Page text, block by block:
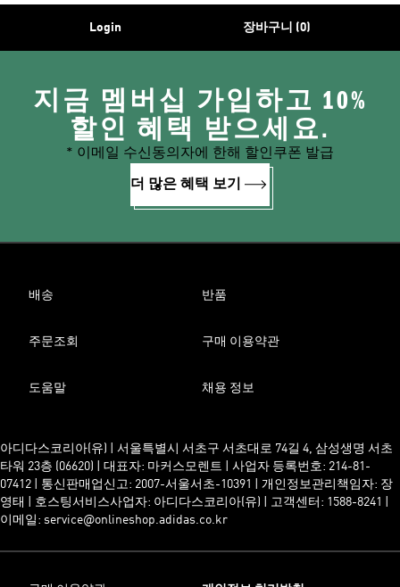
Login 장바구니 (0)
지금 멤버십 가입하고 10%
할인 혜택 받으세요.
* 이메일 수신동의자에 한해 할인쿠폰 발급
더 많은 혜택 보기
배송 반품
주문조회 구매 이용약관
도움말 채용 정보
아디다스코리아(유) | 서울특별시 서초구 서초대로 74길 4, 삼성생명 서초
타워 23층 (06620) | 대표자: 마커스모렌트 | 사업자 등록번호: 214-81-
07412 | 통신판매업신고: 2007-서울서초-10391 | 개인정보관리책임자: 장
영태 | 호스팅서비스사업자: 아디다스코리아(유) | 고객센터: 1588-8241 |
이메일: service@onlineshop.adidas.co.kr